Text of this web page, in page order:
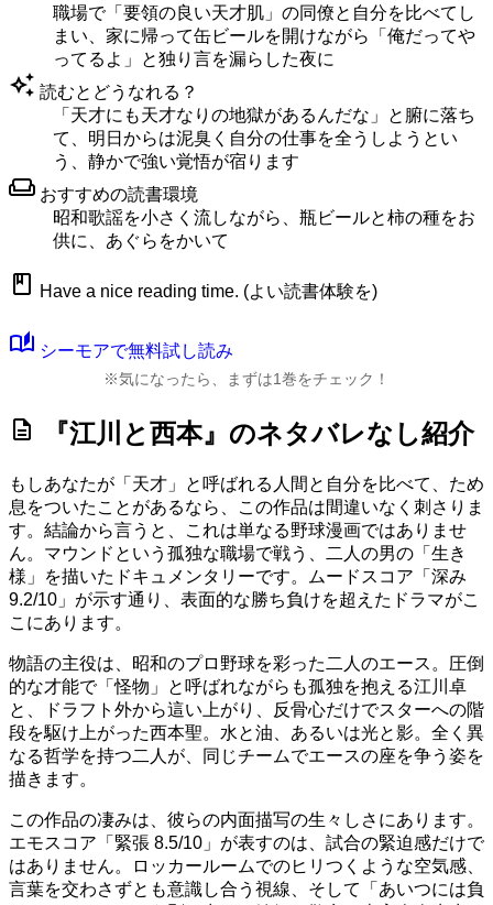
職場で「要領の良い天才肌」の同僚と自分を比べてし
まい、家に帰って缶ビールを開けながら「俺だってや
ってるよ」と独り言を漏らした夜に
auto_awesome 読むとどうなれる？
「天才にも天才なりの地獄があるんだな」と腑に落ち
て、明日からは泥臭く自分の仕事を全うしようとい
う、静かで強い覚悟が宿ります
weekend おすすめの読書環境
昭和歌謡を小さく流しながら、瓶ビールと柿の種をお
供に、あぐらをかいて
book Have a nice reading time. (よい読書体験を)
auto_stories シーモアで無料試し読み
※気になったら、まずは1巻をチェック！
description 『江川と西本』のネタバレなし紹介
もしあなたが「天才」と呼ばれる人間と自分を比べて、ため
息をついたことがあるなら、この作品は間違いなく刺さりま
す。結論から言うと、これは単なる野球漫画ではありませ
ん。マウンドという孤独な職場で戦う、二人の男の「生き
様」を描いたドキュメンタリーです。ムードスコア 「深み
9.2/10」 が示す通り、表面的な勝ち負けを超えたドラマがこ
こにあります。
物語の主役は、昭和のプロ野球を彩った二人のエース。圧倒
的な才能で「怪物」と呼ばれながらも孤独を抱える江川卓
と、ドラフト外から這い上がり、反骨心だけでスターへの階
段を駆け上がった西本聖。水と油、あるいは光と影。全く異
なる哲学を持つ二人が、同じチームでエースの座を争う姿を
描きます。
この作品の凄みは、彼らの内面描写の生々しさにあります。
エモスコア「緊張 8.5/10」 が表すのは、試合の緊迫感だけで
はありません。ロッカールームでのヒリつくような空気感、
言葉を交わさずとも意識し合う視線、そして「あいつには負